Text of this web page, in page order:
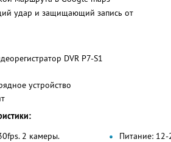
удар и защищающий запись от
DVR P7-S1
устройство
2 камеры.
Питание: 12-